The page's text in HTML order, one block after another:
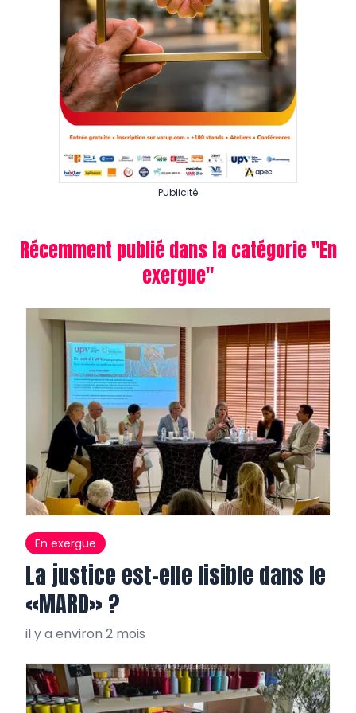
Publicité
Récemment publié dans la catégorie "En
exergue"
En exergue
La justice est-elle lisible dans le
«MARD» ?
il y a environ 2 mois